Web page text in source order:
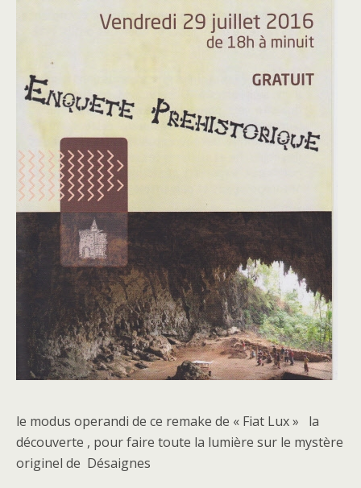
le modus operandi de ce remake de « Fiat Lux » la
découverte , pour faire toute la lumière sur le mystère
originel de Désaignes